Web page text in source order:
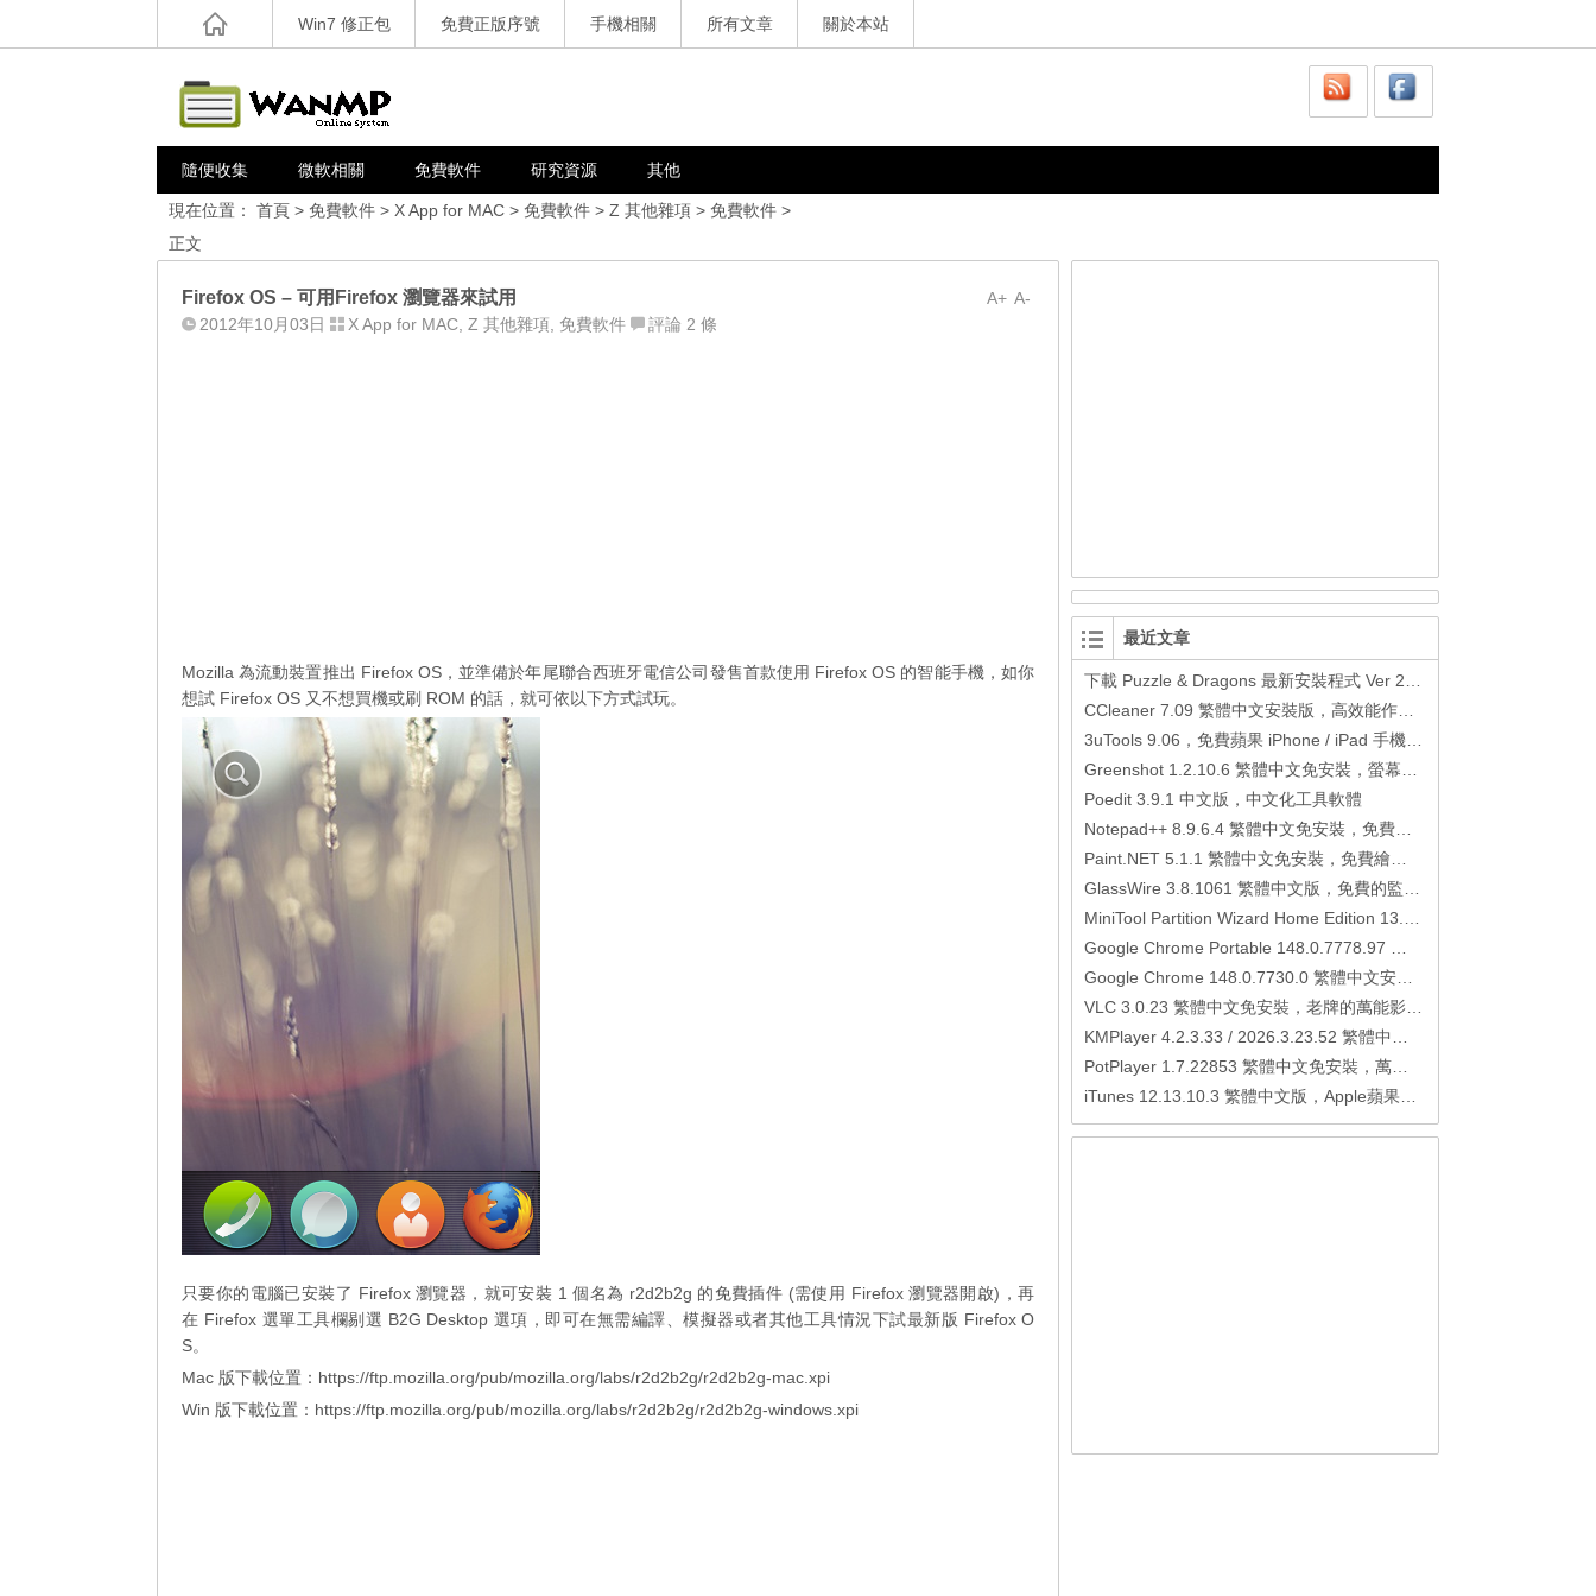
Win7 修正包 免費正版序號 手機相關 所有文章 關於本站
隨便收集 微軟相關 免費軟件 研究資源 其他
現在位置： 首頁 > 免費軟件 > X App for MAC > 免費軟件 > Z 其他雜項 > 免費軟件 >
正文
A-
A+
Firefox OS – 可用Firefox 瀏覽器來試用
2012年10月03日 X App for MAC Z 其他雜項 免費軟件 評論 2 條
Mozilla 為流動裝置推出 Firefox OS，並準備於年尾聯合西班牙電信公司發售首款使用 Firefox OS 的智能手機，如你
想試 Firefox OS 又不想買機或刷 ROM 的話，就可依以下方式試玩。
只要你的電腦已安裝了 Firefox 瀏覽器，就可安裝 1 個名為 r2d2b2g 的免費插件 (需使用 Firefox 瀏覽器開啟)，再
在 Firefox 選單工具欄剔選 B2G Desktop 選項，即可在無需編譯、模擬器或者其他工具情況下試最新版 Firefox O
S。
Mac 版下載位置： https://ftp.mozilla.org/pub/mozilla.org/labs/r2d2b2g/r2d2b2g-mac.xpi
Win 版下載位置： https://ftp.mozilla.org/pub/mozilla.org/labs/r2d2b2g/r2d2b2g-windows.xpi
最近文章
Poedit 3.9.1 中文版，中文化工具軟體